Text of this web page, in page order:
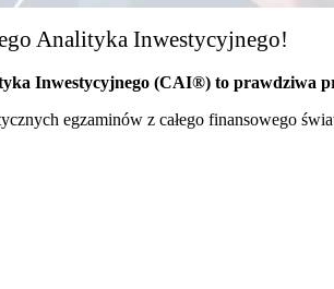
Analityka Inwestycyjnego!
Inwestycyjnego (CAI®) to prawdziwa
egzaminów z całego finansowego